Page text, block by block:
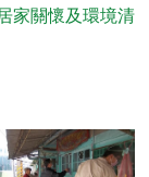
家關懷及環境清